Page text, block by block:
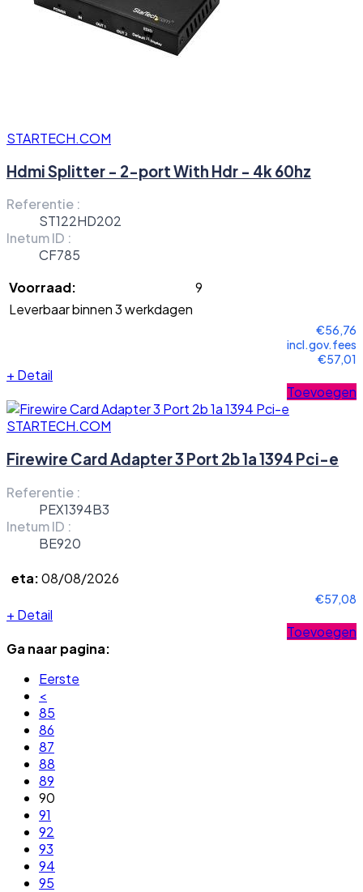
STARTECH.COM
Hdmi Splitter - 2-port With Hdr - 4k 60hz
Referentie :
ST122HD202
Inetum ID :
CF785
Voorraad:
9
Leverbaar binnen 3 werkdagen
€56,76
incl.gov.fees
€57,01
+ Detail
Toevoegen
STARTECH.COM
Firewire Card Adapter 3 Port 2b 1a 1394 Pci-e
Referentie :
PEX1394B3
Inetum ID :
BE920
eta:08/08/2026
€57,08
+ Detail
Toevoegen
Ga naar pagina:
Eerste
<
85
86
87
88
89
90
91
92
93
94
95